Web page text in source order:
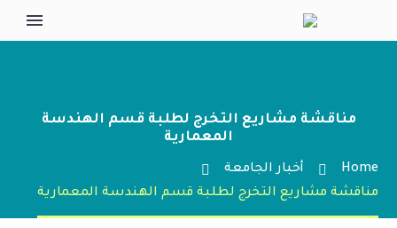
مناقشة مشاريع التخرج لطلبة قسم الهندسة
المعمارية
Home
أخبار الجامعة
مناقشة مشاريع التخرج لطلبة قسم الهندسة المعمارية